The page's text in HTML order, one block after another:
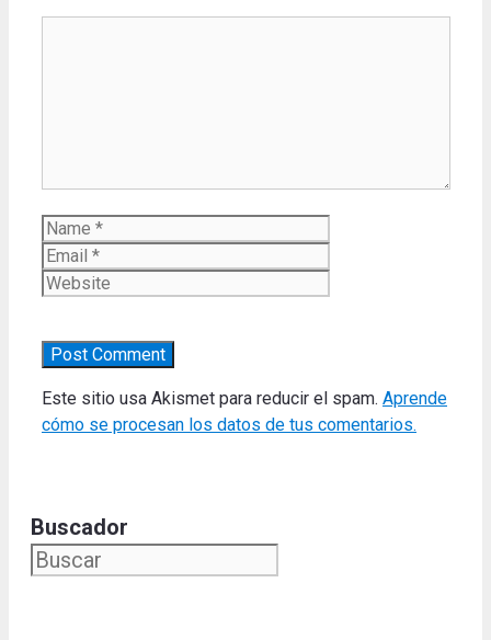
Name
Este sitio usa Akismet para reducir el spam. Aprende
cómo se procesan los datos de tus comentarios.
Buscador